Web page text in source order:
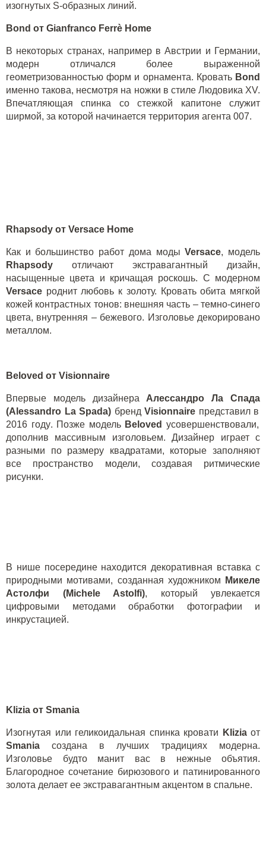
изогнутых S-образных линий.
Bond от Gianfranco Ferrè Home
В некоторых странах, например в Австрии и Германии,
модерн отличался более выраженной
геометризованностью форм и орнамента. Кровать Bond
именно такова, несмотря на ножки в стиле Людовика XV.
Впечатляющая спинка со стежкой капитоне служит
ширмой, за которой начинается территория агента 007.
Rhapsody от Versace Home
Как и большинство работ дома модыVersace, модель
Rhapsody
отличают экстравагантный дизайн,
насыщенные цвета и кричащая роскошь. С модерном
Versace роднит любовь к золоту. Кровать обита мягкой
кожей контрастных тонов: внешняя часть – темно-синего
цвета, внутренняя – бежевого. Изголовье декорировано
металлом.
Beloved от Visionnaire
Впервые модель дизайнера Алессандро Ла Спада
(Alessandro La Spada) брендVisionnaire представил в
2016 году. Позже модель Beloved усовершенствовали,
дополнив массивным изголовьем. Дизайнер играет с
разными по размеру квадратами, которые заполняют
все пространство модели, создавая ритмические
рисунки.
В нише посередине находится декоративная вставка с
природными мотивами, созданная художником
Микеле
Астолфи (Michele Astolfi), который увлекается
цифровыми методами обработки фотографии и
инкрустацией.
Klizia от Smania
Изогнутая или геликоидальная спинка кровати Klizia от
Smania
создана в лучших традициях модерна.
Изголовье будто манит вас в нежные объятия.
Благородное сочетание бирюзового и патинированного
золота делает ее экстравагантным акцентом в спальне.